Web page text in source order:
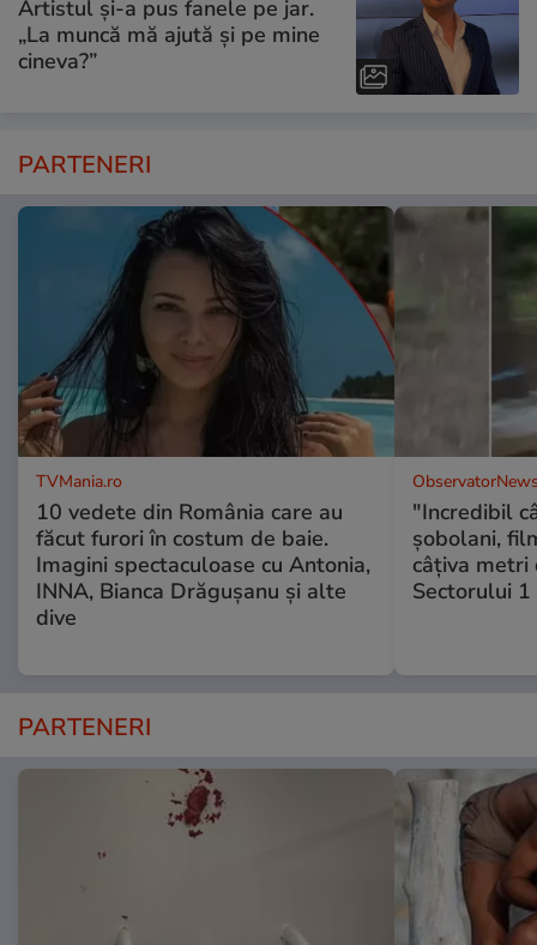
Artistul și-a pus fanele pe jar.
„La muncă mă ajută și pe mine
cineva?”
PARTENERI
TVMania.ro
10 vedete din România care au
făcut furori în costum de baie.
Imagini spectaculoase cu Antonia,
INNA, Bianca Drăgușanu și alte
dive
"Incredibil
șobolani,
câțiva metri
Sectorului 1
PARTENERI